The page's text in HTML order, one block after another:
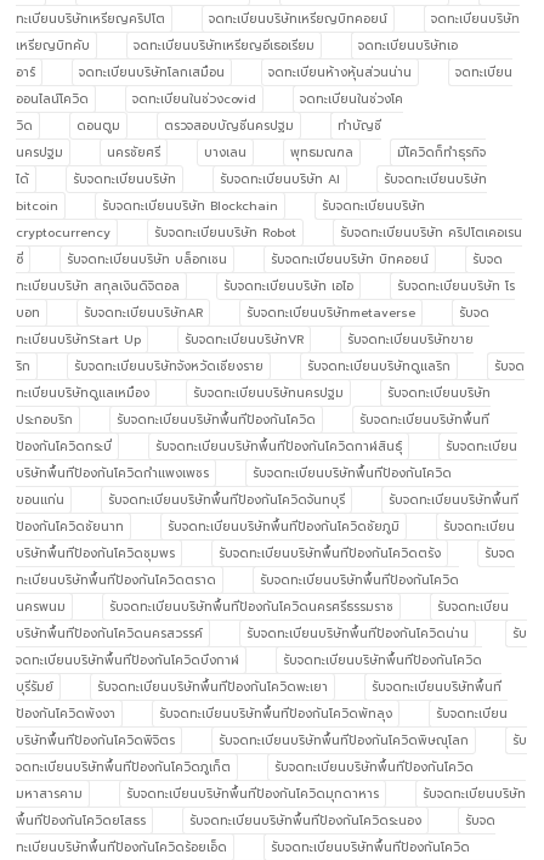
ทะเบียนบริษัทเหรียญคริปโต
จดทะเบียนบริษัทเหรียญบิทคอยน์
จดทะเบียนบริษัท
เหรียญบิทคับ
จดทะเบียนบริษัทเหรียญอีเธอเรียม
จดทะเบียนบริษัทเอ
อาร์
จดทะเบียนบริษัทโลกเสมือน จดทะเบียนห้างหุ้นส่วนน่าน
จดทะเบียน
ออนไลน์โควิด
จดทะเบียนในช่วงcovid
จดทะเบียนในช่วงโค
วิด
ดอนตูม ตรวจสอบบัญชีนครปฐม
ทำบัญชี
นครปฐม
นครชัยศรี บางเลน พุทธมณฑล
มีโควิดก็ทำธุรกิจ
ได้
รับจดทะเบียนบริษัท รับจดทะเบียนบริษัท AI
รับจดทะเบียนบริษัท
bitcoin
รับจดทะเบียนบริษัท Blockchain
รับจดทะเบียนบริษัท
cryptocurrency
รับจดทะเบียนบริษัท Robot
รับจดทะเบียนบริษัท คริปโตเคอเรน
ซี่
รับจดทะเบียนบริษัท บล็อกเชน รับจดทะเบียนบริษัท บิทคอยน์
รับจด
ทะเบียนบริษัท สกุลเงินดิจิตอล
รับจดทะเบียนบริษัท เอไอ
รับจดทะเบียนบริษัท โร
บอท
รับจดทะเบียนบริษัทAR รับจดทะเบียนบริษัทmetaverse
รับจด
ทะเบียนบริษัทStart Up
รับจดทะเบียนบริษัทVR
รับจดทะเบียนบริษัทขาย
ริก
รับจดทะเบียนบริษัทจังหวัดเชียงราย รับจดทะเบียนบริษัทดูแลริก
รับจด
ทะเบียนบริษัทดูแลเหมือง
รับจดทะเบียนบริษัทนครปฐม
รับจดทะเบียนบริษัท
ประกอบริก
รับจดทะเบียนบริษัทพื้นทีป้องกันโควิด
รับจดทะเบียนบริษัทพื้นที
ป้องกันโควิดกระบี่
รับจดทะเบียนบริษัทพื้นทีป้องกันโควิดกาฬสินธุ์
รับจดทะเบียน
บริษัทพื้นทีป้องกันโควิดกำแพงเพชร
รับจดทะเบียนบริษัทพื้นทีป้องกันโควิด
ขอนแก่น
รับจดทะเบียนบริษัทพื้นทีป้องกันโควิดจันทบุรี
รับจดทะเบียนบริษัทพื้นที
ป้องกันโควิดชัยนาท
รับจดทะเบียนบริษัทพื้นทีป้องกันโควิดชัยภูมิ
รับจดทะเบียน
บริษัทพื้นทีป้องกันโควิดชุมพร
รับจดทะเบียนบริษัทพื้นทีป้องกันโควิดตรัง
รับจด
ทะเบียนบริษัทพื้นทีป้องกันโควิดตราด
รับจดทะเบียนบริษัทพื้นทีป้องกันโควิด
นครพนม
รับจดทะเบียนบริษัทพื้นทีป้องกันโควิดนครศรีธรรมราช
รับจดทะเบียน
บริษัทพื้นทีป้องกันโควิดนครสวรรค์
รับจดทะเบียนบริษัทพื้นทีป้องกันโควิดน่าน
รับ
จดทะเบียนบริษัทพื้นทีป้องกันโควิดบึงกาฬ
รับจดทะเบียนบริษัทพื้นทีป้องกันโควิด
บุรีรัมย์
รับจดทะเบียนบริษัทพื้นทีป้องกันโควิดพะเยา
รับจดทะเบียนบริษัทพื้นที
ป้องกันโควิดพังงา
รับจดทะเบียนบริษัทพื้นทีป้องกันโควิดพัทลุง
รับจดทะเบียน
บริษัทพื้นทีป้องกันโควิดพิจิตร
รับจดทะเบียนบริษัทพื้นทีป้องกันโควิดพิษณุโลก
รับ
จดทะเบียนบริษัทพื้นทีป้องกันโควิดภูเก็ต
รับจดทะเบียนบริษัทพื้นทีป้องกันโควิด
มหาสารคาม
รับจดทะเบียนบริษัทพื้นทีป้องกันโควิดมุกดาหาร
รับจดทะเบียนบริษัท
พื้นทีป้องกันโควิดยโสธร
รับจดทะเบียนบริษัทพื้นทีป้องกันโควิดระนอง
รับจด
ทะเบียนบริษัทพื้นทีป้องกันโควิดร้อยเอ็ด
รับจดทะเบียนบริษัทพื้นทีป้องกันโควิด